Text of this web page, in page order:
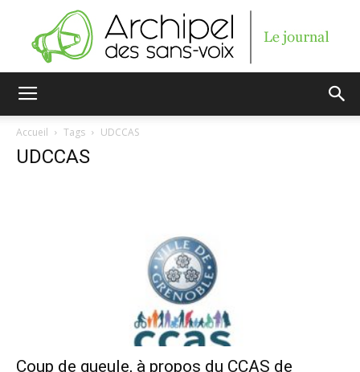
sans-
voix
Accueil Tags UDCCAS
UDCCAS
Coup de gueule, à propos du CCAS de